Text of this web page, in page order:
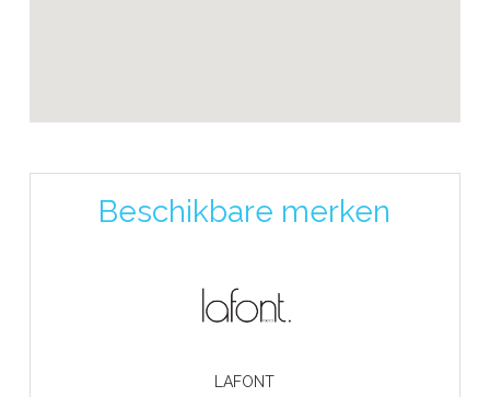
Beschikbare merken
LAFONT